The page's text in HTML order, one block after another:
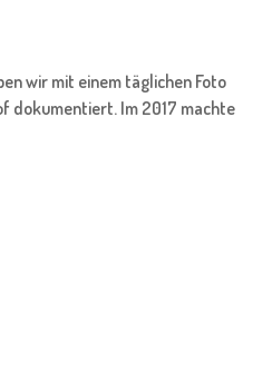
wir mit einem täglichen Foto
dokumentiert. Im 2017 machte